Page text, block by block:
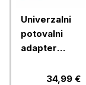
Univerzalni
potovalni
adapter
30W USB-C
34,99 €